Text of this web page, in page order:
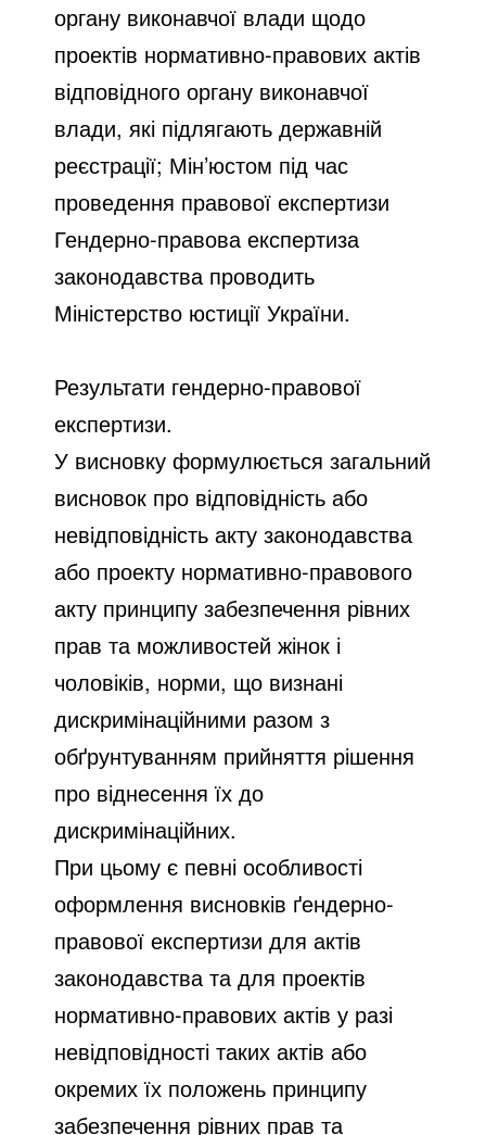
органу виконавчої влади щодо
проектів нормативно-правових актів
відповідного органу виконавчої
влади, які підлягають державній
реєстрації; Мін’юстом під час
проведення правової експертизи
Гендерно-правова експертиза
законодавства проводить
Міністерство юстиції України.
Результати гендерно-правової
експертизи.
У висновку формулюється загальний
висновок про відповідність або
невідповідність акту законодавства
або проекту нормативно-правового
акту принципу забезпечення рівних
прав та можливостей жінок і
чоловіків, норми, що визнані
дискримінаційними разом з
обґрунтуванням прийняття рішення
про віднесення їх до
дискримінаційних.
При цьому є певні особливості
оформлення висновків ґендерно-
правової експертизи для актів
законодавства та для проектів
нормативно-правових актів у разі
невідповідності таких актів або
окремих їх положень принципу
забезпечення рівних прав та